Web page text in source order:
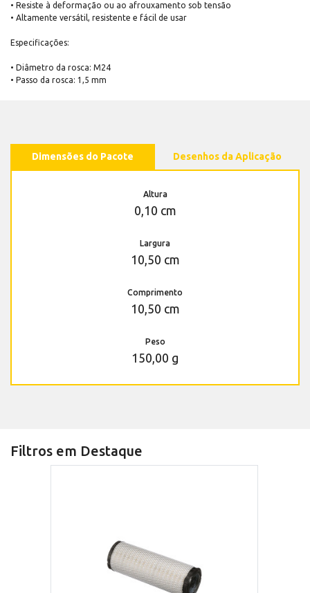
• Resiste à deformação ou ao afrouxamento sob tensão
• Altamente versátil, resistente e fácil de usar
Especificações:
• Diâmetro da rosca: M24
• Passo da rosca: 1,5 mm
Dimensões do Pacote Desenhos da Aplicação
Altura
0,10 cm
Largura
10,50 cm
Comprimento
10,50 cm
Peso
150,00 g
Filtros em Destaque